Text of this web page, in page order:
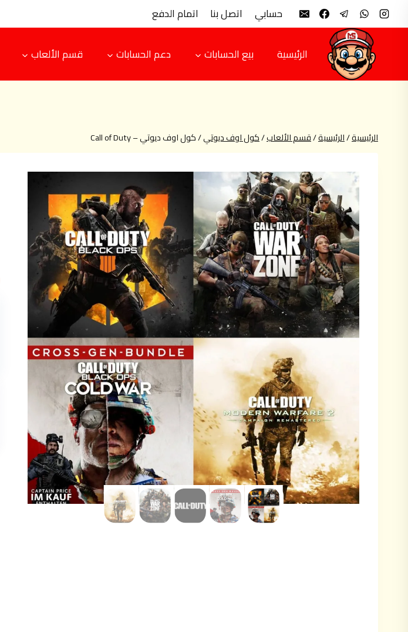
التجاوز
إلى
المحتوى
حسابي اتصل بنا اتمام الدفع
الرئيسية بيع الحسابات دعم الحسابات قسم الألعاب
الرئيسية/الرئيسية/قسم الألعاب/كول اوف ديوتي/كول اوف ديوتي – Call of Duty